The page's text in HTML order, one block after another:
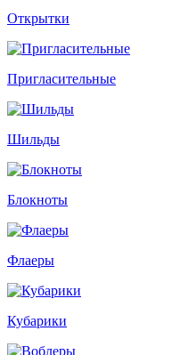
Открытки
Пригласительные
Шильды
Блокноты
Флаеры
Кубарики